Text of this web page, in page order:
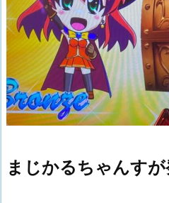
まじかるちゃんすが